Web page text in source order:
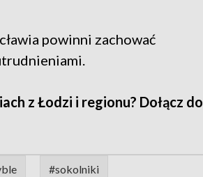
powinni zachować
z Łodzi i regionu? Dołącz do
#sokolniki